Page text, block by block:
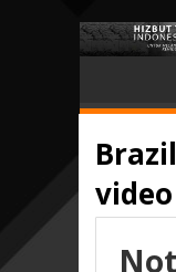
video